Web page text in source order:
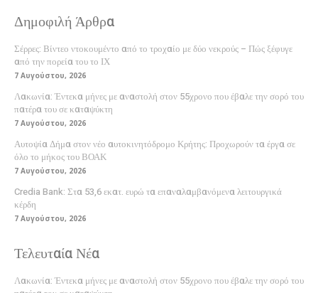
Δημοφιλή Άρθρα
Σέρρες: Βίντεο ντοκουμέντο από το τροχαίο με δύο νεκρούς – Πώς ξέφυγε
από την πορεία του το ΙΧ
7 Αυγούστου, 2026
Λακωνία: Έντεκα μήνες με αναστολή στον 55χρονο που έβαλε την σορό του
πατέρα του σε καταψύκτη
7 Αυγούστου, 2026
Αυτοψία Δήμα στον νέο αυτοκινητόδρομο Κρήτης: Προχωρούν τα έργα σε
όλο το μήκος του ΒΟΑΚ
7 Αυγούστου, 2026
Credia Bank: Στα 53,6 εκατ. ευρώ τα επαναλαμβανόμενα λειτουργικά
κέρδη
7 Αυγούστου, 2026
Τελευταία Νέα
Λακωνία: Έντεκα μήνες με αναστολή στον 55χρονο που έβαλε την σορό του